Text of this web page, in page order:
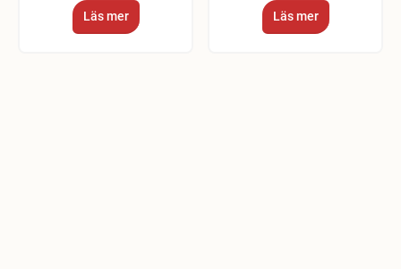
Läs mer Läs mer